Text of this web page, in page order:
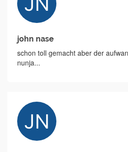
john nase
schon toll gemacht aber der
nunja...